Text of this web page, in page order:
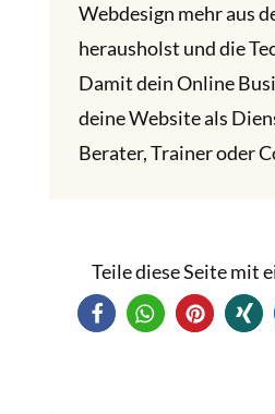
Webdesign mehr aus
herausholst und die
Damit dein Online
deine Website als
Berater, Trainer oder
Teile diese Seite mit